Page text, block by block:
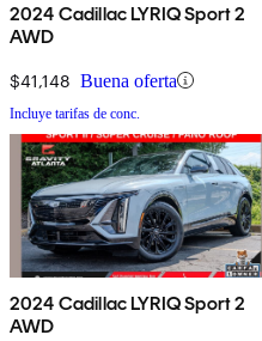
2024 Cadillac LYRIQ Sport 2
AWD
$41,148 Buena oferta
Incluye tarifas de conc.
2024 Cadillac LYRIQ Sport 2
AWD